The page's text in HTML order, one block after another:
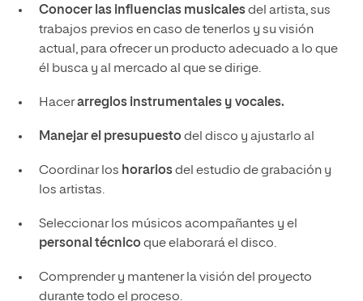
Conocer las influencias musicalesdel artista, sus
trabajos previos en caso de tenerlos y su visión
actual, para ofrecer un producto adecuado a lo que
él busca y al mercado al que se dirige.
Hacerarreglos instrumentales y vocales.
Manejar el presupuestodel disco y ajustarlo al
Coordinar los horariosdel estudio de grabación y
los artistas.
Seleccionar los músicos acompañantes y el
personal técnicoque elaborará el disco.
Comprender y mantener la visión del proyecto
durante todo el proceso.